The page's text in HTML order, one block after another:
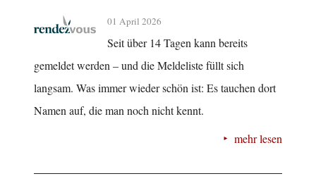
01 April 2026
Seit über 14 Tagen kann bereits
gemeldet werden – und die Meldeliste füllt sich
langsam. Was immer wieder schön ist: Es tauchen dort
Namen auf, die man noch nicht kennt.
mehr lesen